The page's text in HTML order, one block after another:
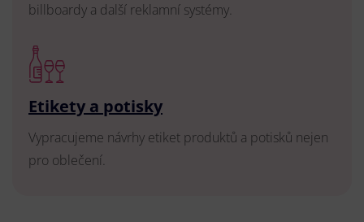
billboardy a další reklamní systémy.
Etikety a potisky
Vypracujeme návrhy etiket produktů a potisků nejen
pro oblečení.